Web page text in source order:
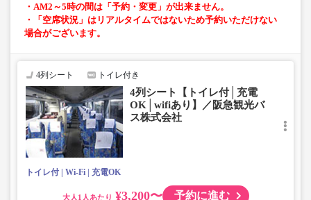
・AM2～5時の間は「予約・変更」が出来ません。
・「空席状況」はリアルタイムではないため予約いただけない
場合がございます。
4列シート トイレ付き
4列シート【トイレ付│充電
OK│wifiあり】／阪急観光バ
ス株式会社
トイレ付 Wi-Fi 充電OK
大人 ¥3,200〜 予約に進む